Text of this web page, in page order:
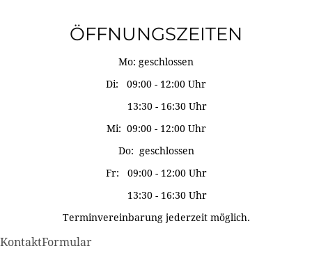
ÖFFNUNGSZEITEN
Mo: geschlossen
Di: 09:00 - 12:00 Uhr
13:30 - 16:30 Uhr
Mi: 09:00 - 12:00 Uhr
Do: geschlossen
Fr: 09:00 - 12:00 Uhr
13:30 - 16:30 Uhr
Terminvereinbarung jederzeit möglich.
KontaktFormular